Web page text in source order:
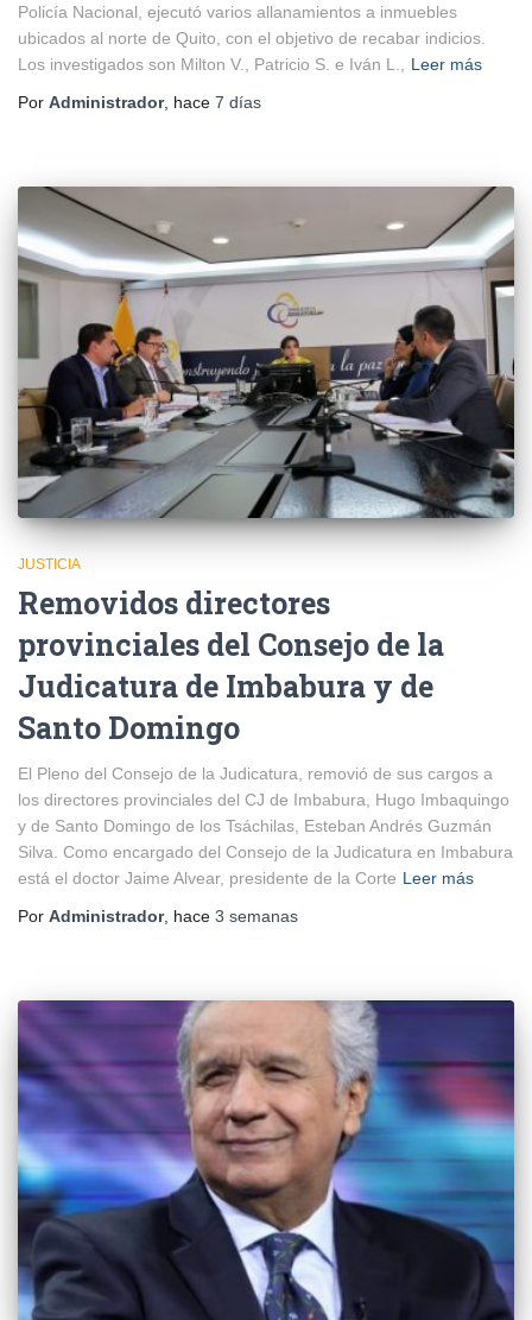
Policía Nacional, ejecutó varios allanamientos a inmuebles
ubicados al norte de Quito, con el objetivo de recabar indicios.
Los investigados son Milton V., Patricio S. e Iván L.,
Leer más
Por Administrador, hace 7 días
JUSTICIA
Removidos directores
provinciales del Consejo de la
Judicatura de Imbabura y de
Santo Domingo
El Pleno del Consejo de la Judicatura, removió de sus cargos a
los directores provinciales del CJ de Imbabura, Hugo Imbaquingo
y de Santo Domingo de los Tsáchilas, Esteban Andrés Guzmán
Silva. Como encargado del Consejo de la Judicatura en Imbabura
está el doctor Jaime Alvear, presidente de la Corte Leer más
Por Administrador, hace 3 semanas